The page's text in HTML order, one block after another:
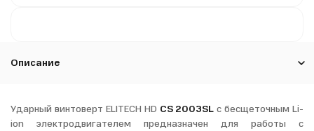
Описание
Ударный винтоверт ELITECH HD CS 2003SL c бесщеточным Li-
ion электродвигателем предназначен для работы с